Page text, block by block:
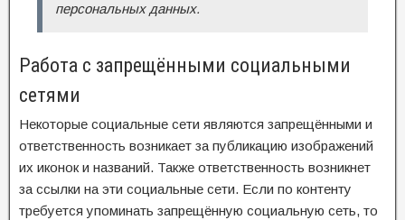
персональных данных.
Работа с запрещёнными социальными
сетями
Некоторые социальные сети являются запрещёнными и
ответственность возникает за публикацию изображений
их иконок и названий. Также ответственность возникнет
за ссылки на эти социальные сети. Если по контенту
требуется упоминать запрещённую социальную сеть, то